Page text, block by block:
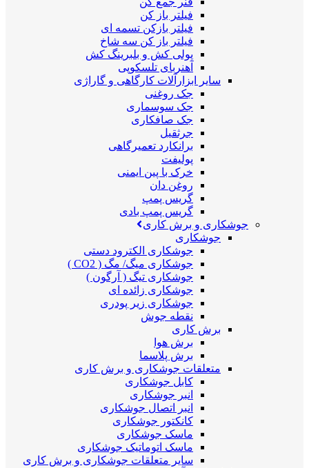
فیلتر باز کن
فیلتر بازکن تسمه ای
فیلتر باز کن سه شاخ
پولی کش و بلبرینگ کش
آهنربای تلسکوپی
سایر ابزارآلات کارگاهی و گاراژی
جک روغنی
جک سوسماری
جک صافکاری
جرثقیل
برانکارد تعمیرگاهی
پولیفت
خرک با پین ایمنی
روغن دان
گریس پمپ
گریس پمپ بادی
جوشکاری و برش کاری
جوشکاری
جوشکاری الکترود دستی
جوشکاری میگ/ مگ ( CO2 )
جوشکاری تیگ ( آرگون )
جوشکاری زائده ای
جوشکاری زیر پودری
نقطه جوش
برش کاری
برش هوا
برش پلاسما
متعلقات جوشکاری و برش کاری
کابل جوشکاری
انبر جوشکاری
انبر اتصال جوشکاری
کانکتور جوشکاری
ماسک جوشکاری
ماسک اتوماتیک جوشکاری
سایر متعلقات جوشکاری و برش کاری